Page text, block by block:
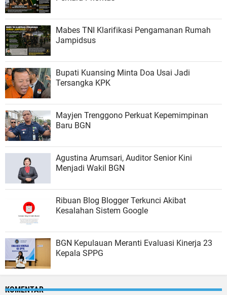
Mabes TNI Klarifikasi Pengamanan Rumah
Jampidsus
Bupati Kuansing Minta Doa Usai Jadi
Tersangka KPK
Mayjen Trenggono Perkuat Kepemimpinan
Baru BGN
Agustina Arumsari, Auditor Senior Kini
Menjadi Wakil BGN
Ribuan Blog Blogger Terkunci Akibat
Kesalahan Sistem Google
BGN Kepulauan Meranti Evaluasi Kinerja 23
Kepala SPPG
KOMENTAR